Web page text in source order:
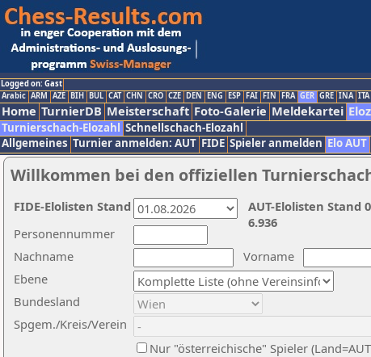
Logged on: Gast
Arabic ARM AZE BIH BUL CAT CHN CRO CZE DEN ENG ESP FAI FIN FRA GER GRE INA ITA
Home TurnierDB Meisterschaft Foto-Galerie Meldekartei
Turnierschach-Elozahl Schnellschach-Elozahl
Allgemeines Turnier anmelden: AUT FIDE Spieler anmelden Elo AUT
Willkommen bei den offiziellen
Nachname
Vorname
Ebene
Personennummer
Bundesland
Spgem./Kreis/Verein
Nur "österreichische" Spieler
AUT-Elolisten Stand
6.936
FIDE-Elolisten Stand